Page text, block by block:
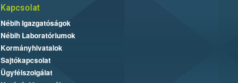
Kapcsolat
Nébih Igazgatóságok
Nébih Laboratóriumok
Kormányhivatalok
Sajtókapcsolat
Ügyfélszolgálat